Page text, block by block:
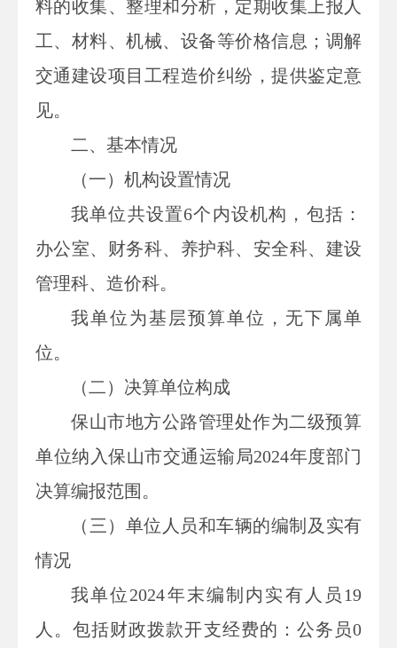
料的收集、整理和分析，定期收集上报人
工、材料、机械、设备等价格信息；调解
交通建设项目工程造价纠纷，提供鉴定意
见。
二、基本情况
（一）机构设置情况
我单位共设置6个内设机构，包括：
办公室、财务科、养护科、安全科、建设
管理科、造价科。
我单位为基层预算单位，无下属单
位。
（二） 决算单位构成
保山市地方公路管理处作为二级预算
单位纳入保山市交通运输局2024年度部门
决算编报范围。
（ 三 ） 单位 人员和车辆的编制及实有
情况
我单位2024年末编制内 实有人员 19
人。包括财政拨款开支经费的 ： 公务员0